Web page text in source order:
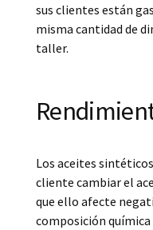
sus clientes están
misma cantidad de
taller.
Los aceites
cliente cambiar el
que ello afecte
composición